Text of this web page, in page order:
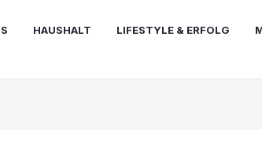
HAUSHALT LIFESTYLE & ERFOLG